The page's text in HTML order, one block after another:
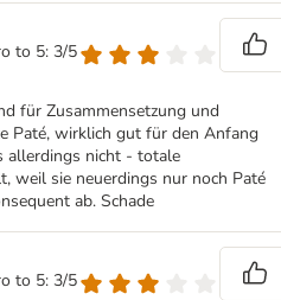
to 5: 3/5
für Zusammensetzung und
Paté, wirklich gut für den Anfang
allerdings nicht - totale
weil sie neuerdings nur noch Paté
ab. Schade
to 5: 3/5